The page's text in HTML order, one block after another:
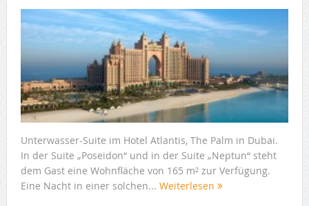
Unterwasser-Suite im Hotel Atlantis, The Palm in Dubai.
In der Suite „Poseidon“ und in der Suite „Neptun“ steht
dem Gast eine Wohnfläche von 165 m² zur Verfügung.
Eine Nacht in einer solchen... Weiterlesen